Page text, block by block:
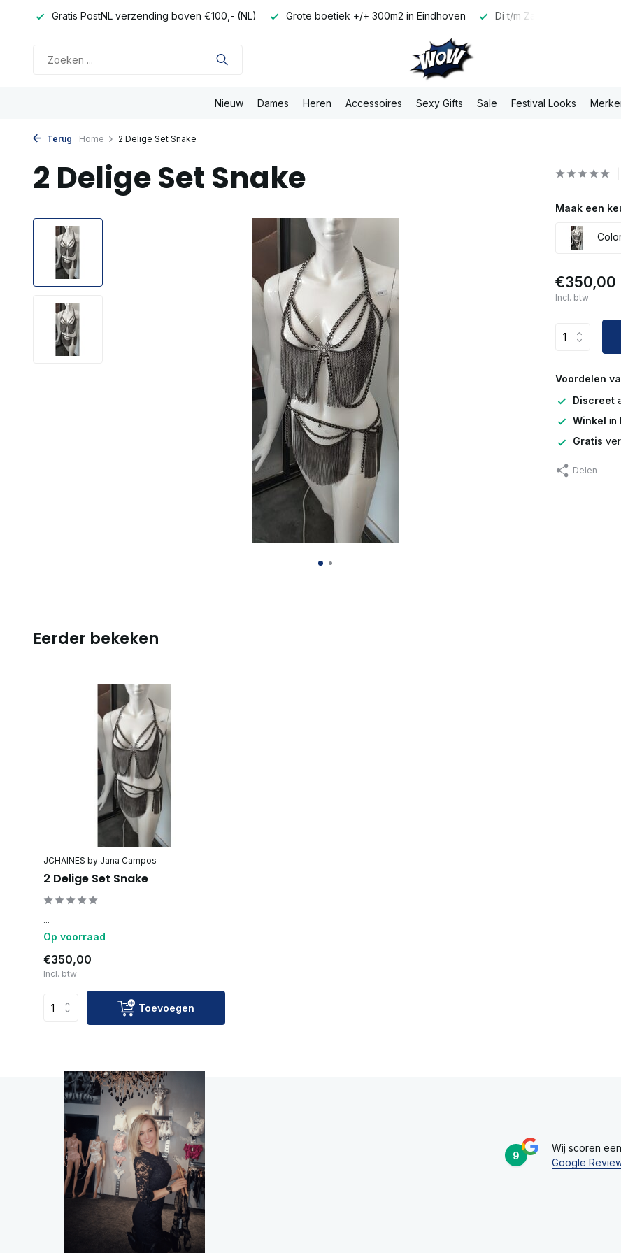
Gratis PostNL verzending boven €100,- (NL) Grote boetiek +/+ 300m2 in Eindhoven Di t/m Za voor 16:00u
Nieuw Dames Heren Accessoires Sexy Gifts Sale Festival Looks
Terug Home 2 Delige Set Snake
2 Delige Set Snake
Maak een
€350,00
Incl. btw
Voordelen
Discreet
Winkel in
Gratis
Delen
Eerder bekeken
JCHAINES by Jana Campos
2 Delige Set Snake
...
Op voorraad
€350,00
Incl. btw
Toevoegen
9
Wij scoren een
Google